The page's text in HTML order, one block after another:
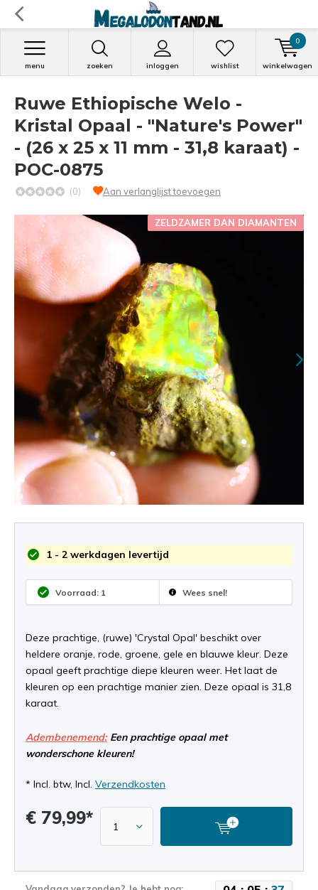
zoeken inloggen
menu wishlist winkelwagen
0
Ruwe Ethiopische Welo -
Kristal Opaal - "Nature's Power"
- (26 x 25 x 11 mm - 31,8 karaat) -
POC-0875
(0) Aan verlanglijst toevoegen
ZELDZAMER DAN DIAMANTEN
1 - 2 werkdagen levertijd
Voorraad: 1 Wees snel!
Deze prachtige, (ruwe) 'Crystal Opal' beschikt over
heldere oranje, rode, groene, gele en blauwe kleur. Deze
opaal geeft prachtige diepe kleuren weer. Het laat de
kleuren op een prachtige manier zien. Deze opaal is 31,8
karaat.
Adembenemend:Een prachtige opaal met
wonderschone kleuren!
* Incl. btw, Incl. Verzendkosten
€ 79,99*